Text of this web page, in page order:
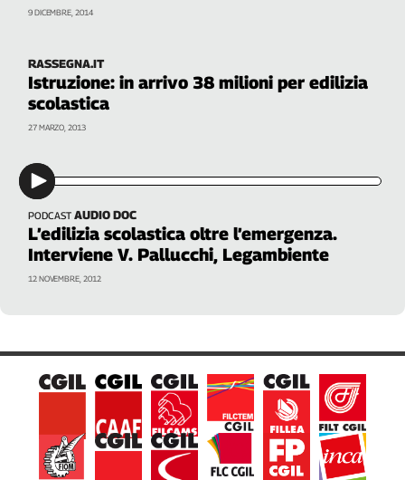
9 DICEMBRE, 2014
RASSEGNA.IT
Istruzione: in arrivo 38 milioni per edilizia
scolastica
27 MARZO, 2013
PODCAST AUDIO DOC
L’edilizia scolastica oltre l’emergenza.
Interviene V. Pallucchi, Legambiente
12 NOVEMBRE, 2012